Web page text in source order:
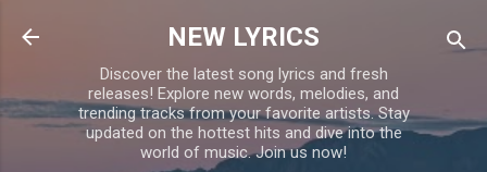
Skip to main content
NEW LYRICS
Discover the latest song lyrics and fresh
releases! Explore new words, melodies, and
trending tracks from your favorite artists. Stay
updated on the hottest hits and dive into the
world of music. Join us now!